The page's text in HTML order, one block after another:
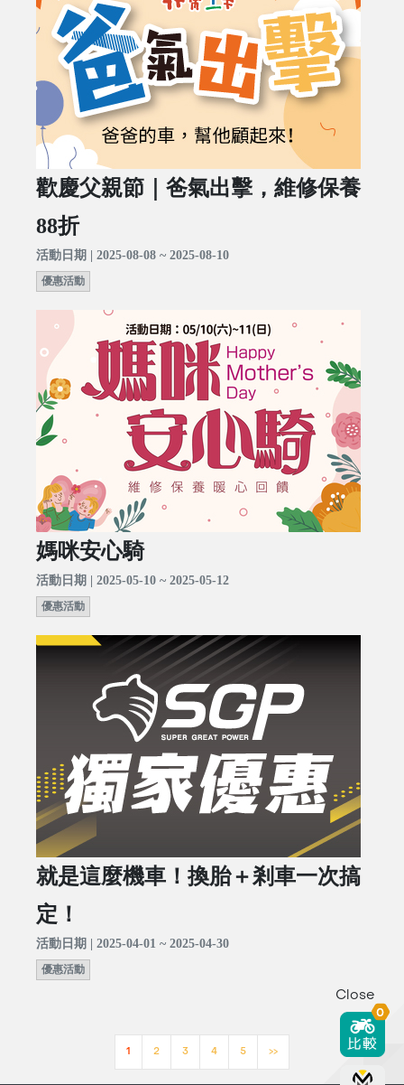
歡慶父親節｜爸氣出擊，維修保養
88折
活動日期 | 2025-08-08 ~ 2025-08-10
優惠活動
媽咪安心騎
活動日期 | 2025-05-10 ~ 2025-05-12
優惠活動
就是這麼機車！換胎＋剎車一次搞
定！
活動日期 | 2025-04-01 ~ 2025-04-30
優惠活動
1 2 3 4 5 >>
Close
0